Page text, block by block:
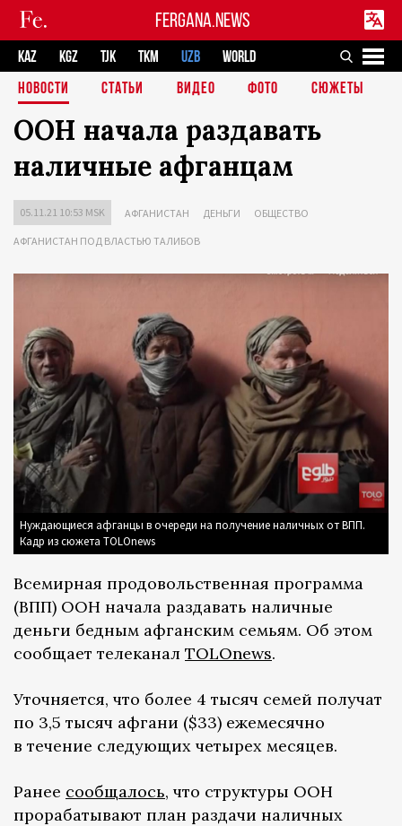
FERGANA.NEWS
KAZ KGZ TJK TKM UZB
WORLD
НОВОСТИ
СТАТЬИ ВИДЕО ФОТО СЮЖЕТЫ
ООН начала раздавать
наличные афганцам
05.11.21 10:53 MSK АФГАНИСТАН ДЕНЬГИ ОБЩЕСТВО
АФГАНИСТАН ПОД ВЛАСТЬЮ ТАЛИБОВ
Нуждающиеся афганцы в очереди на получение наличных от ВПП.
Кадр из сюжета TOLOnews
Всемирная продовольственная программа
(ВПП) ООН начала раздавать наличные
деньги бедным афганским семьям. Об этом
сообщает телеканал TOLOnews.
Уточняется, что более 4 тысяч семей получат
по 3,5 тысяч афгани ($33) ежемесячно
в течение следующих четырех месяцев.
Ранее сообщалось, что структуры ООН
прорабатывают план раздачи наличных